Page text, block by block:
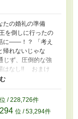
たの婚礼の準備
倒しに行ったの
に――！？ 「考え
帰れないじゃな
ず、圧倒的な強
はなし!! おまけ
用できないと言っ
天然？な俺さま
ィー♪
『第４回 ル
位 / 228,726件
位 / 53,294件